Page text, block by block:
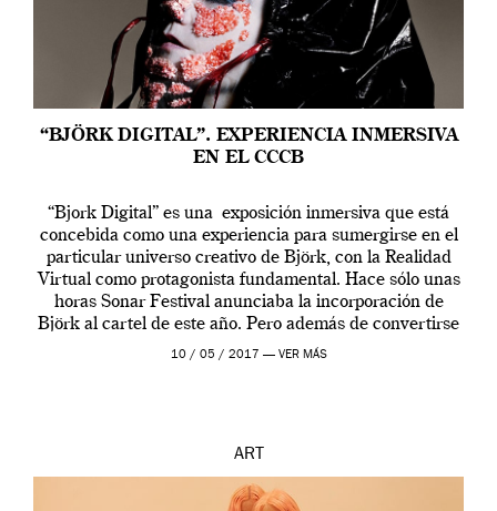
“BJÖRK DIGITAL”. EXPERIENCIA INMERSIVA
EN EL CCCB
“Bjork Digital” es una exposición inmersiva que está
concebida como una experiencia para sumergirse en el
particular universo creativo de Björk, con la Realidad
Virtual como protagonista fundamental. Hace sólo unas
horas Sonar Festival anunciaba la incorporación de
Björk al cartel de este año. Pero además de convertirse
en una de las actuaciones más relevantes […]
10 / 05 / 2017 — VER MÁS
ART